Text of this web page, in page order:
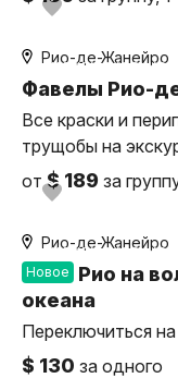
индивидуальная
Рио-де-Жанейро
Фавелы Рио-
Все краски и
трущобы на
от$ 189 за
индивидуальная
Рио-де-Жанейро
Новое
Рио на
океана
Переключиться
$ 130 за одного